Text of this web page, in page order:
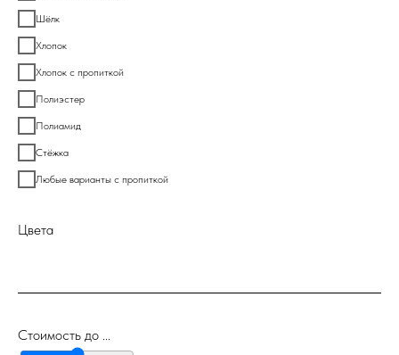
Шёлк
Хлопок
Хлопок с пропиткой
Полиэстер
Полиамид
Стёжка
Любые варианты с пропиткой
Цвета
Стоимость до ...